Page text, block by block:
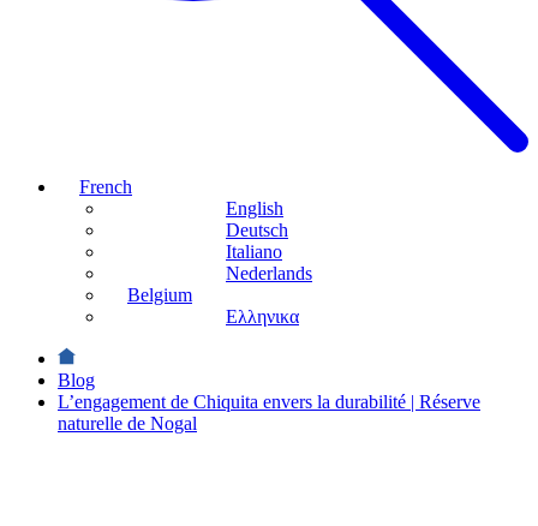
French
English
Deutsch
Italiano
Nederlands
Belgium
Ελληνικα
Blog
L’engagement de Chiquita envers la durabilité | Réserve
naturelle de Nogal